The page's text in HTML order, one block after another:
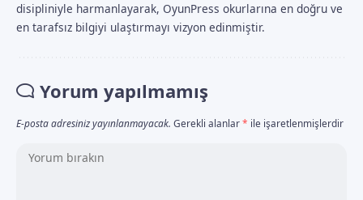
disipliniyle harmanlayarak, OyunPress okurlarına en doğru ve
en tarafsız bilgiyi ulaştırmayı vizyon edinmiştir.
Yorum yapılmamış
E-posta adresiniz yayınlanmayacak. Gerekli alanlar* ile işaretlenmişlerdir